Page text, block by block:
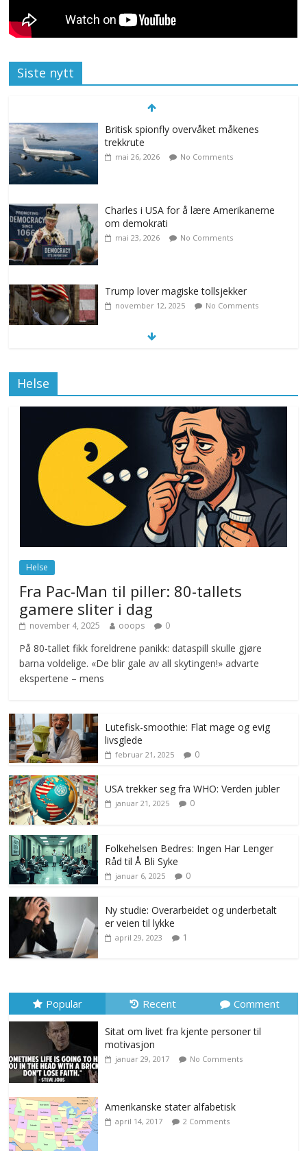
Siste nytt
Britisk spionfly overvåket måkenes
trekkrute
mai 26, 2026 No Comments
Charles i USA for å lære Amerikanerne
om demokrati
mai 23, 2026 No Comments
Trump lover magiske tollsjekker
november 12, 2025 No Comments
Drone stopper flytrafikken i Stockholm,
ekspert mistenker MDG
november 6, 2025 No Comments
Norge innfører nullvisjon for nedbør
juni 23, 2026 No Comments
Helse
Helse
Fra Pac-Man til piller: 80-tallets
gamere sliter i dag
november 4, 2025 ooops 0
På 80-tallet fikk foreldrene panikk: dataspill skulle gjøre
barna voldelige. «De blir gale av all skytingen!» advarte
ekspertene – mens
Lutefisk-smoothie: Flat mage og evig
livsglede
februar 21, 2025 0
USA trekker seg fra WHO: Verden jubler
januar 21, 2025 0
Folkehelsen Bedres: Ingen Har Lenger
Råd til Å Bli Syke
januar 6, 2025 0
Ny studie: Overarbeidet og underbetalt
er veien til lykke
april 29, 2023 1
Popular Recent Comment
Sitat om livet fra kjente personer til
motivasjon
januar 29, 2017 No Comments
Amerikanske stater alfabetisk
april 14, 2017 2 Comments